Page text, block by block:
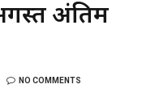
अंतिम
NO COMMENTS